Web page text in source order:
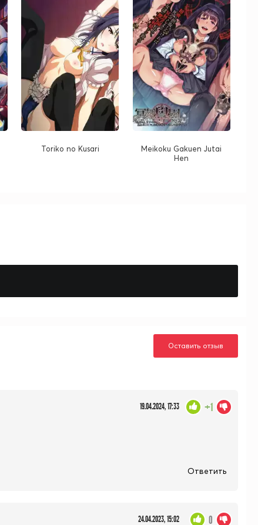
Toriko no Kusari
Meikoku Gakuen Jutai
Hen
Оставить отзыв
19.04.2024, 17:33 +1
Ответить
24.04.2023, 15:02 0